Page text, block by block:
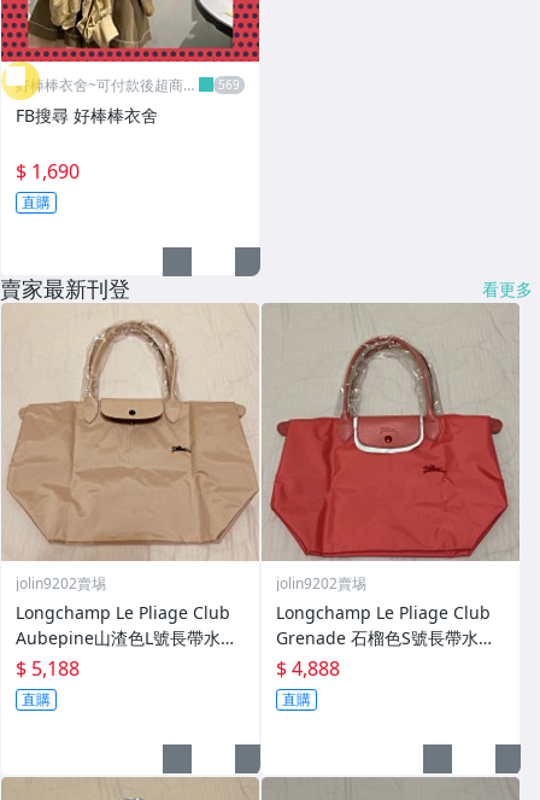
好棒棒衣舍~可付款後超商取
貨
FB搜尋 好棒棒衣舍
$ 1,690
直購
賣家最新刊登 看更多
jolin9202賣埸
Longchamp Le Pliage Club
Aubepine山渣色L號長帶水餃
包(全新)
$ 5,188
直購
jolin9202賣埸
Longchamp Le Pliage Club
Grenade 石榴色S號長帶水餃
包(全新)
$ 4,888
直購